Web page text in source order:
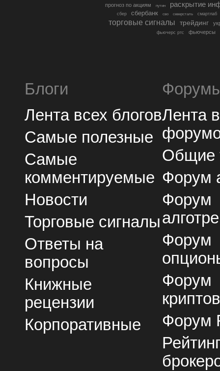
прогноз по акциям путин раскрытие
сбер сбербанк сво северсталь смартлаб
торговые сигналы трейдинг
фьючерс ртс фьючерсы
Блоги
Лента всех блогов
Самые полезные
Самые
комментируемые
Новости
Торговые сигналы
Ответы на
вопросы
Книжные
рецензии
Корпоративные
Лента
Общие
Форум
Форум
Форум
Форум
Форум